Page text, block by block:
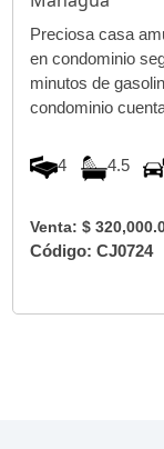
Preciosa casa
en condominio
minutos de
condominio
4 4.5
Venta: $
Código: CJ0724